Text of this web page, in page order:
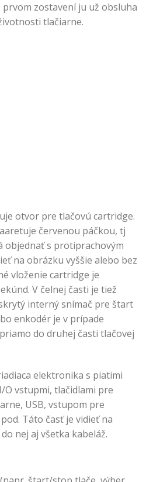
prvom zostavení ju už obsluha
tlačiarne.
otvor pre tlačovú cartridge.
červenou páčkou, tj
objednať s protiprachovým
na obrázku vyššie alebo bez
vloženie cartridge je
V čelnej časti je tiež
interný snímač pre štart
enkodér je v prípade
do druhej časti tlačovej
elektronika s piatimi
O vstupmi, tlačidlami pre
USB, vstupom pre
Táto časť je vidieť na
nej aj všetka kabeláž.